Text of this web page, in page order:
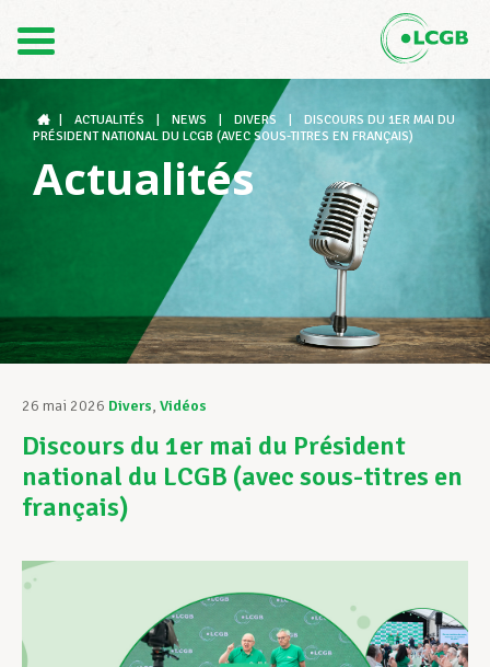
DE
Le LCGB
Structures syndicales
Assistance au Travail
Vos droits
Développement professionnel
ACTUALITÉS NEWS DIVERS
DISCOURS DU 1ER MAI DU
PRÉSIDENT NATIONAL DU LCGB (AVEC SOUS-TITRES EN FRANÇAIS)
Actualités
26 mai 2026 Divers, Vidéos
Discours du 1er mai du Président
national du LCGB (avec sous-titres en
français)